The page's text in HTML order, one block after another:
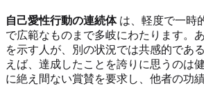
自己愛性行動の連続体は、軽度で一時
で広範なものまで多岐にわたります。
を示す人が、別の状況では共感的であ
えば、達成したことを誇りに思うのは
に絶え間ない賞賛を要求し、他者の功